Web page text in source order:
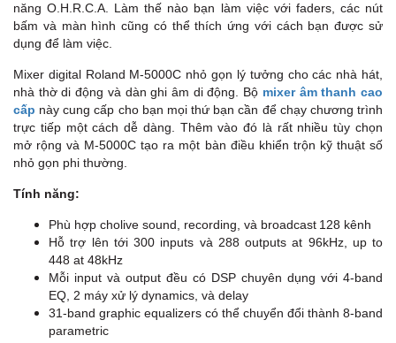
năng O.H.R.C.A. Làm thế nào bạn làm việc với faders, các nút
bấm và màn hình cũng có thể thích ứng với cách bạn được sử
dụng để làm việc.
Mixer digital Roland M-5000C nhỏ gọn lý tưởng cho các nhà hát,
nhà thờ di động và dàn ghi âm di động. Bộ mixer âm thanh cao
cấp này cung cấp cho bạn mọi thứ bạn cần để chạy chương trình
trực tiếp một cách dễ dàng. Thêm vào đó là rất nhiều tùy chọn
mở rộng và M-5000C tạo ra một bàn điều khiển trộn kỹ thuật số
nhỏ gọn phi thường.
Tính năng:
Phù hợp cholive sound, recording, và broadcast 128 kênh
Hỗ trợ lên tới 300 inputs và 288 outputs at 96kHz, up to
448 at 48kHz
Mỗi input và output đều có DSP chuyên dụng với 4-band
EQ, 2 máy xử lý dynamics, và delay
31-band graphic equalizers có thể chuyển đổi thành 8-band
parametric